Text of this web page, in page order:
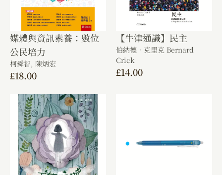
媒體與資訊素養：數位
公民培力
柯舜智, 陳炳宏
£18.00
【牛津通識】民主
伯納德．克里克 Bernard
Crick
£14.00